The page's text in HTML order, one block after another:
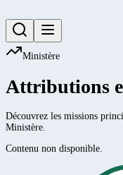
Ministère
Attributions
Découvrez les missions
Ministère.
Contenu non disponible.